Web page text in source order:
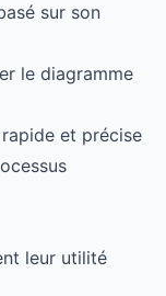
sur son
le diagramme
et précise
leur utilité